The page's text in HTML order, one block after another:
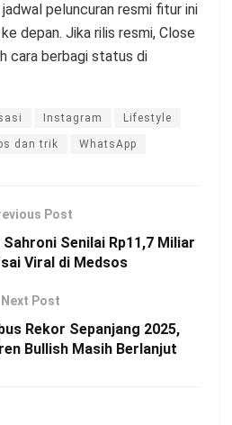
peluncuran resmi fitur ini
depan. Jika rilis resmi, Close
cara berbagi status di
Instagram Lifestyle
dan trik WhatsApp
Post
Senilai Rp11,7 Miliar
Viral di Medsos
Next Post
Rekor Sepanjang 2025,
Bullish Masih Berlanjut